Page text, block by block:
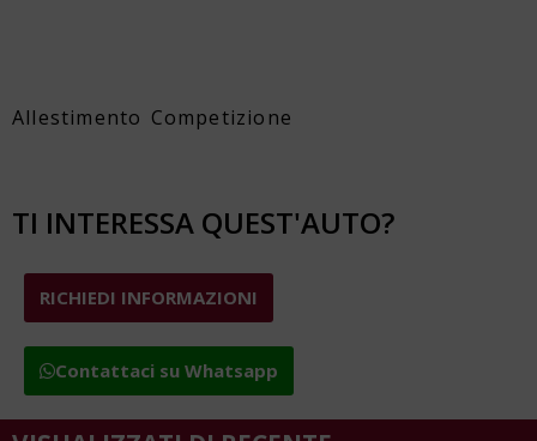
Allestimento Competizione
TI INTERESSA QUEST'AUTO?
RICHIEDI INFORMAZIONI
Contattaci su Whatsapp